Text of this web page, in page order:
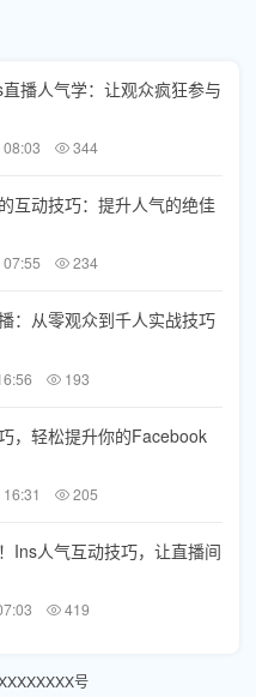
播人气学：让观众疯狂参与
344
互动技巧：提升人气的绝佳
234
：从零观众到千人实战技巧
193
，轻松提升你的Facebook
205
Ins人气互动技巧，让直播间
419
号